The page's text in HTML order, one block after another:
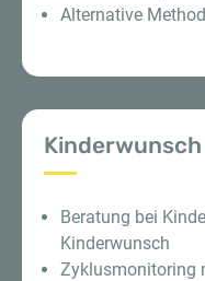
Alternative
Kinderwunsch
Beratung bei
Kinderwunsch
Zyklusmonitoring